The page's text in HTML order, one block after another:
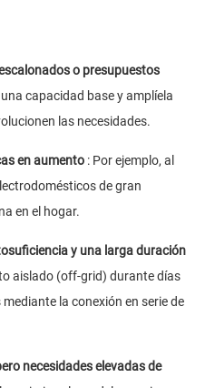
o presupuestos
capacidad base y amplíela
las necesidades.
en aumento : Por ejemplo, al
de gran
en el hogar.
y una larga duración
aislado (off-grid) durante días
la conexión en serie de
necesidades elevadas de